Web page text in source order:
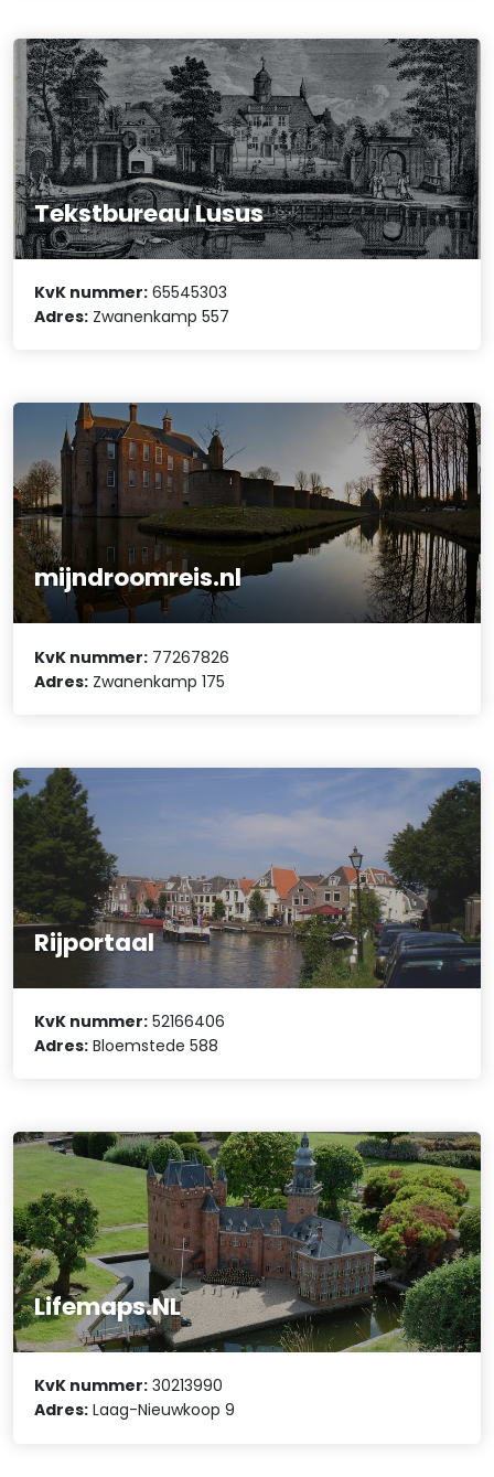
Tekstbureau Lusus
KvK nummer: 65545303
Adres: Zwanenkamp 557
mijndroomreis.nl
KvK nummer: 77267826
Adres: Zwanenkamp 175
Rijportaal
KvK nummer: 52166406
Adres: Bloemstede 588
Lifemaps.NL
KvK nummer: 30213990
Adres: Laag-Nieuwkoop 9